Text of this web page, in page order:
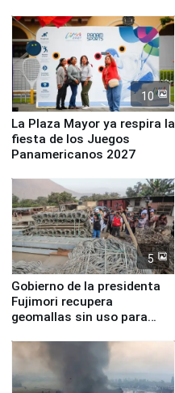
10
La Plaza Mayor ya respira la
fiesta de los Juegos
Panamericanos 2027
5
Gobierno de la presidenta
Fujimori recupera
geomallas sin uso para
Fenómeno El Niño